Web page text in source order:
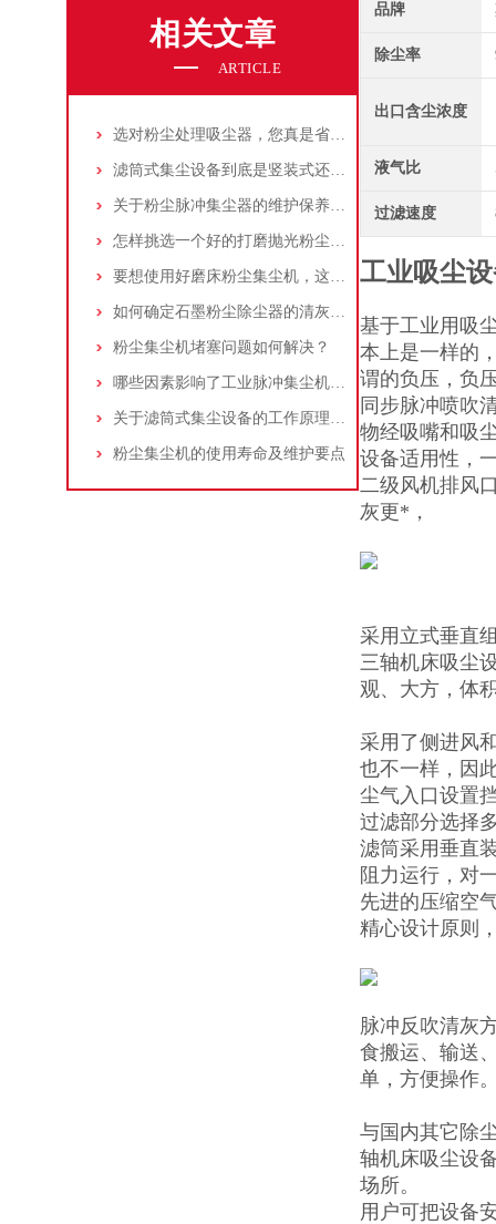
相关文章
ARTICLE
选对粉尘处理吸尘器，您真是省了很多事！
滤筒式集尘设备到底是竖装式还是横装式？
关于粉尘脉冲集尘器的维护保养问题
怎样挑选一个好的打磨抛光粉尘吸尘器
要想使用好磨床粉尘集尘机，这些条件可不能少
如何确定石墨粉尘除尘器的清灰速度？
粉尘集尘机堵塞问题如何解决？
哪些因素影响了工业脉冲集尘机的使用寿命？
关于滤筒式集尘设备的工作原理及特点说明
粉尘集尘机的使用寿命及维护要点
品牌
除尘率
出口含尘浓度
液气比
过滤速度
工业吸尘
基于工业用吸
本上是一样的
谓的负压，负
同步脉冲喷吹
物经吸嘴和吸
设备适用性，
二级风机排风
灰更*，
采用立式垂直
三轴机床吸尘
观、大方，体
采用了侧进风
也不一样，因
尘气入口设置
过滤部分选择
滤筒采用垂直
阻力运行，对
先进的压缩空
精心设计原则
脉冲反吹清灰
食搬运、输送
单，方便操作
与国内其它除
轴机床吸尘设
场所。
用户可把设备